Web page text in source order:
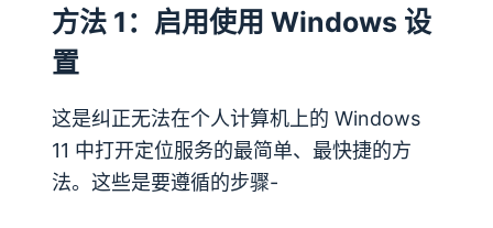
方法 1：启用使用 Windows 设
置
这是纠正无法在个人计算机上的 Windows
11 中打开定位服务的最简单、最快捷的方
法。这些是要遵循的步骤-